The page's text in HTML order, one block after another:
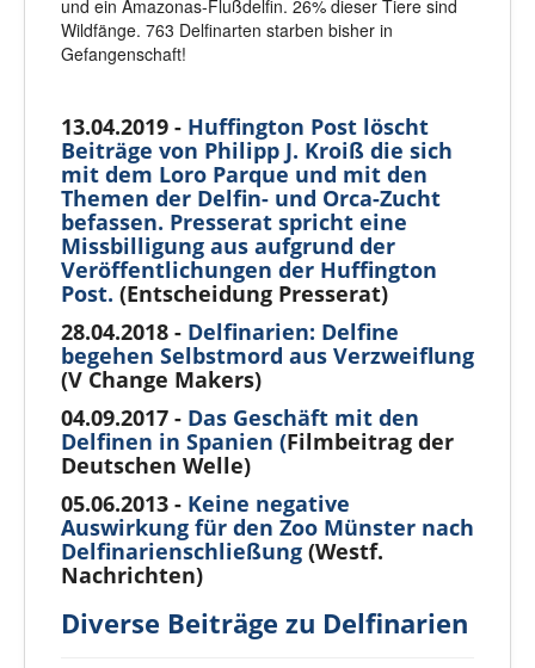
und ein Amazonas-Flußdelfin. 26% dieser Tiere sind
Wildfänge. 763 Delfinarten starben bisher in
Gefangenschaft!
13.04.2019 - Huffington Post löscht
Beiträge von Philipp J. Kroiß die sich
mit dem Loro Parque und mit den
Themen der Delfin- und Orca-Zucht
befassen. Presserat spricht eine
Missbilligung aus aufgrund der
Veröffentlichungen der Huffington
Post. (Entscheidung Presserat)
28.04.2018 - Delfinarien: Delfine
begehen Selbstmord aus Verzweiflung
(V Change Makers)
04.09.2017 - Das Geschäft mit den
Delfinen in Spanien (Filmbeitrag der
Deutschen Welle)
05.06.2013 - Keine negative
Auswirkung für den Zoo Münster nach
Delfinarienschließung (Westf.
Nachrichten)
Diverse Beiträge zu Delfinarien